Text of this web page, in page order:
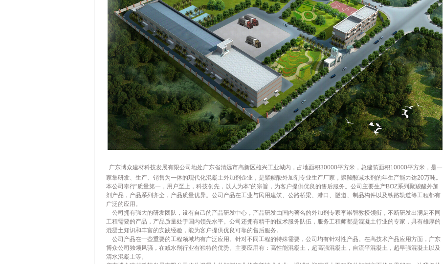
广东博众建材科技发展有限公司地处广东省清远市高新区雄兴工业城内，占地面积30000平方米，总建筑面积10000平方米，是一
家集研发、生产、销售为一体的现代化混凝土外加剂企业，是聚羧酸外加剂专业生产厂家，聚羧酸减水剂的年生产能力达20万吨。
本公司奉行“质量第一，用户至上，科技创先，以人为本”的宗旨，为客户提供优良的售后服务。公司主要生产BOZ系列聚羧酸外加
剂产品，产品系列齐全，产品质量优异。公司产品在工业与民用建筑、公路桥梁、港口、隧道、制品构件以及铁路轨道等工程都有
广泛的应用。
公司拥有强大的研发团队，设有自己的产品研发中心，产品研发由国内著名的外加剂专家李崇智教授领衔，不断研发出满足不同
工程需要的产品，产品质量处于国内领先水平。公司还拥有精干的技术服务队伍，服务工程师都是混凝土行业的专家，具有雄厚的
混凝土知识和丰富的实践经验，能为客户提供优良可靠的售后服务。
公司产品在一些重要的工程领域均有广泛应用。针对不同工程的特殊需要，公司均有针对性产品。在高技术产品应用方面，广东
博众公司独领风骚，在减水剂行业有独特的优势。主要应用有：高性能混凝土，超高强混凝土，自流平混凝土，超早强混凝土以及
清水混凝土等。